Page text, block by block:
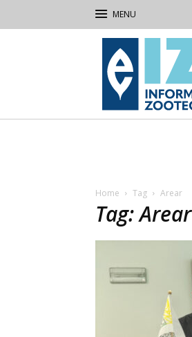
IZ
Informatore
Zootecnico
Home Tag Arear
Tag: Arear